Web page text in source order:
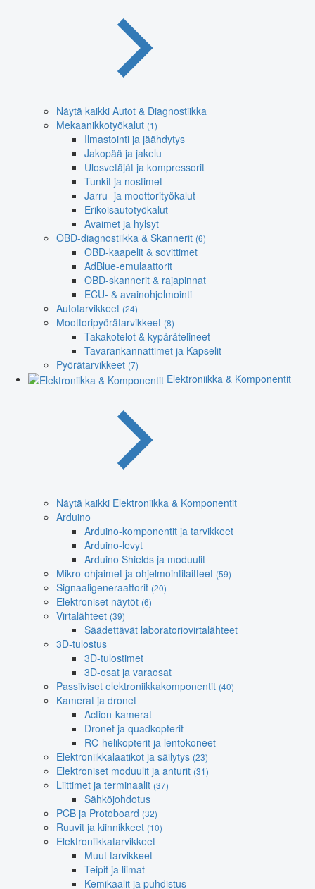
Näytä kaikki Autot & Diagnostiikka
Mekaanikkotyökalut (1)
Ilmastointi ja jäähdytys
Jakopää ja jakelu
Ulosvetäjät ja kompressorit
Tunkit ja nostimet
Jarru- ja moottorityökalut
Erikoisautotyökalut
Avaimet ja hylsyt
OBD-diagnostiikka & Skannerit (6)
OBD-kaapelit & sovittimet
AdBlue-emulaattorit
OBD-skannerit & rajapinnat
ECU- & avainohjelmointi
Autotarvikkeet (24)
Moottoripyörätarvikkeet (8)
Takakotelot & kypärätelineet
Tavarankannattimet ja Kapselit
Pyörätarvikkeet (7)
Elektroniikka & Komponentit
Näytä kaikki Elektroniikka & Komponentit
Arduino
Arduino-komponentit ja tarvikkeet
Arduino-levyt
Arduino Shields ja moduulit
Mikro-ohjaimet ja ohjelmointilaitteet (59)
Signaaligeneraattorit (20)
Elektroniset näytöt (6)
Virtalähteet (39)
Säädettävät laboratoriovirtalähteet
3D-tulostus
3D-tulostimet
3D-osat ja varaosat
Passiiviset elektroniikkakomponentit (40)
Kamerat ja dronet
Action-kamerat
Dronet ja quadkopterit
RC-helikopterit ja lentokoneet
Elektroniikkalaatikot ja säilytys (23)
Elektroniset moduulit ja anturit (31)
Liittimet ja terminaalit (37)
Sähköjohdotus
PCB ja Protoboard (32)
Ruuvit ja kiinnikkeet (10)
Elektroniikkatarvikkeet
Muut tarvikkeet
Teipit ja liimat
Kemikaalit ja puhdistus